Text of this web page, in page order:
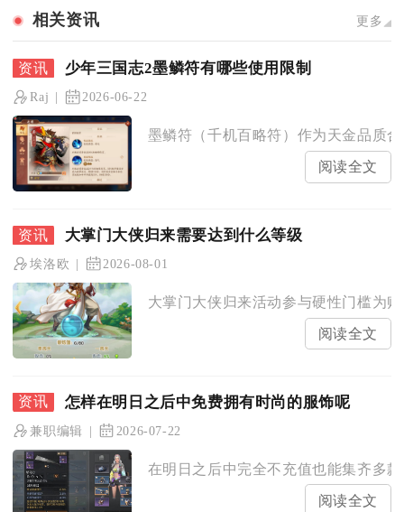
相关资讯 更多
少年三国志2墨鳞符有哪些使用限制
Raj 2026-06-22
墨鳞符（千机百略符）作为天金品质
阅读全文
大掌门大侠归来需要达到什么等级
埃洛欧 2026-08-01
大掌门大侠归来活动参与硬性门槛为
阅读全文
怎样在明日之后中免费拥有时尚的服饰呢
兼职编辑 2026-07-22
在明日之后中完全不充值也能集齐多
阅读全文